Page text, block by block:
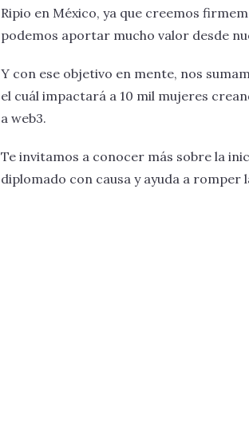
Ripio en México, ya que creemos
podemos aportar mucho valor desde
Y con ese objetivo en mente, nos
el cuál impactará a 10 mil mujeres
a web3.
Te invitamos a conocer más sobre la
diplomado con causa y ayuda a